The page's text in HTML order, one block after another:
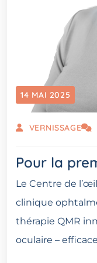
14 MAI 2025
VERNISSAGE
Pour la
Le Centre de
clinique
thérapie QMR
oculaire –